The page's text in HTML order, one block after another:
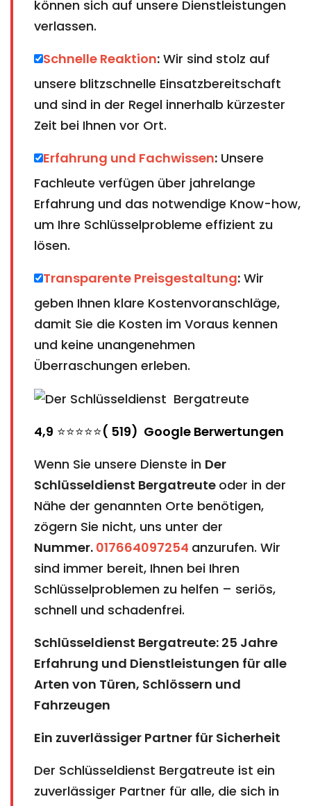
können sich auf unsere Dienstleistungen
verlassen.
Schnelle Reaktion: Wir sind stolz auf
unsere blitzschnelle Einsatzbereitschaft
und sind in der Regel innerhalb kürzester
Zeit bei Ihnen vor Ort.
Erfahrung und Fachwissen: Unsere
Fachleute verfügen über jahrelange
Erfahrung und das notwendige Know-how,
um Ihre Schlüsselprobleme effizient zu
lösen.
Transparente Preisgestaltung: Wir
geben Ihnen klare Kostenvoranschläge,
damit Sie die Kosten im Voraus kennen
und keine unangenehmen
Überraschungen erleben.
4,9 ⭐⭐⭐⭐⭐( 519) Google Berwertungen
Wenn Sie unsere Dienste in Der
Schlüsseldienst Bergatreute​​​​​​​​​​​​​​ oder in der
Nähe der genannten Orte benötigen,
zögern Sie nicht, uns unter der
Nummer. 017664097254 anzurufen. Wir
sind immer bereit, Ihnen bei Ihren
Schlüsselproblemen zu helfen – seriös,
schnell und schadenfrei.
Schlüsseldienst Bergatreute: 25 Jahre
Erfahrung und Dienstleistungen für alle
Arten von Türen, Schlössern und
Fahrzeugen
Ein zuverlässiger Partner für Sicherheit
Der Schlüsseldienst Bergatreute ist ein
zuverlässiger Partner für alle, die sich in